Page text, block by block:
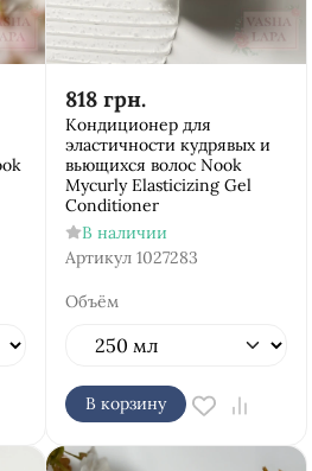
818 грн.
Кондиционер для
эластичности кудрявых и
вьющихся волос Nook
Mycurly Elasticizing Gel
Conditioner
В наличии
Артикул 1027283
Объём
В корзину